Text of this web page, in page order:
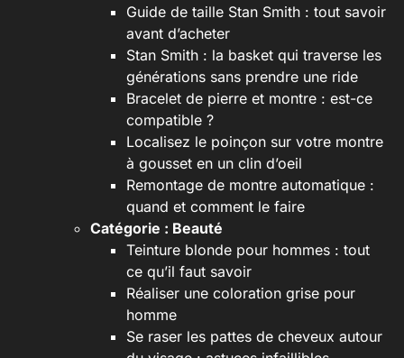
Guide de taille Stan Smith : tout savoir
avant d’acheter
Stan Smith : la basket qui traverse les
générations sans prendre une ride
Bracelet de pierre et montre : est-ce
compatible ?
Localisez le poinçon sur votre montre
à gousset en un clin d’oeil
Remontage de montre automatique :
quand et comment le faire
Catégorie : Beauté
Teinture blonde pour hommes : tout
ce qu’il faut savoir
Réaliser une coloration grise pour
homme
Se raser les pattes de cheveux autour